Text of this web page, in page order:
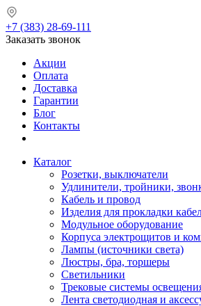
+7 (383) 28-69-111
Заказать звонок
Акции
Оплата
Доставка
Гарантии
Блог
Контакты
Каталог
Розетки, выключатели
Удлинители, тройники,
Кабель и провод
Изделия для прокладки
Модульное оборудование
Корпуса электрощитов и
Лампы (источники света)
Люстры, бра, торшеры
Светильники
Трековые системы
Лента светодиодная и